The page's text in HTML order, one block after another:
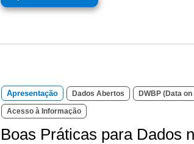
Apresentação Dados Abertos DWBP (Data
Acesso à Informação
Boas Práticas para Dados